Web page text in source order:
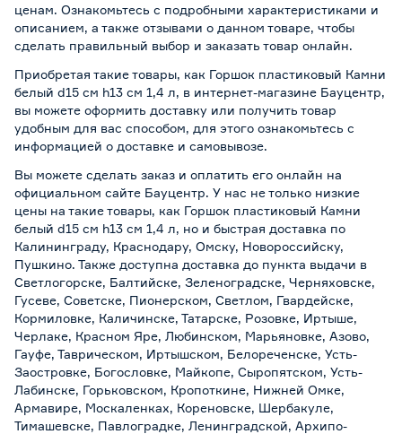
ценам. Ознакомьтесь с подробными характеристиками и
описанием, а также отзывами о данном товаре, чтобы
сделать правильный выбор и заказать товар онлайн.
Приобретая такие товары, как Горшок пластиковый Камни
белый d15 см h13 см 1,4 л, в интернет-магазине Бауцентр,
вы можете оформить доставку или получить товар
удобным для вас способом, для этого ознакомьтесь с
информацией о доставке и самовывозе.
Вы можете сделать заказ и оплатить его онлайн на
официальном сайте Бауцентр. У нас не только низкие
цены на такие товары, как Горшок пластиковый Камни
белый d15 см h13 см 1,4 л, но и быстрая доставка по
Калининграду, Краснодару, Омску, Новороссийску,
Пушкино. Также доступна доставка до пункта выдачи в
Светлогорске, Балтийске, Зеленоградске, Черняховске,
Гусеве, Советске, Пионерском, Светлом, Гвардейске,
Кормиловке, Каличинске, Татарске, Розовке, Иртыше,
Черлаке, Красном Яре, Любинском, Марьяновке, Азово,
Гауфе, Таврическом, Иртышском, Белореченске, Усть-
Заостровке, Богословке, Майкопе, Сыропятском, Усть-
Лабинске, Горьковском, Кропоткине, Нижней Омке,
Армавире, Москаленках, Кореновске, Шербакуле,
Тимашевске, Павлоградке, Ленинградской, Архипо-